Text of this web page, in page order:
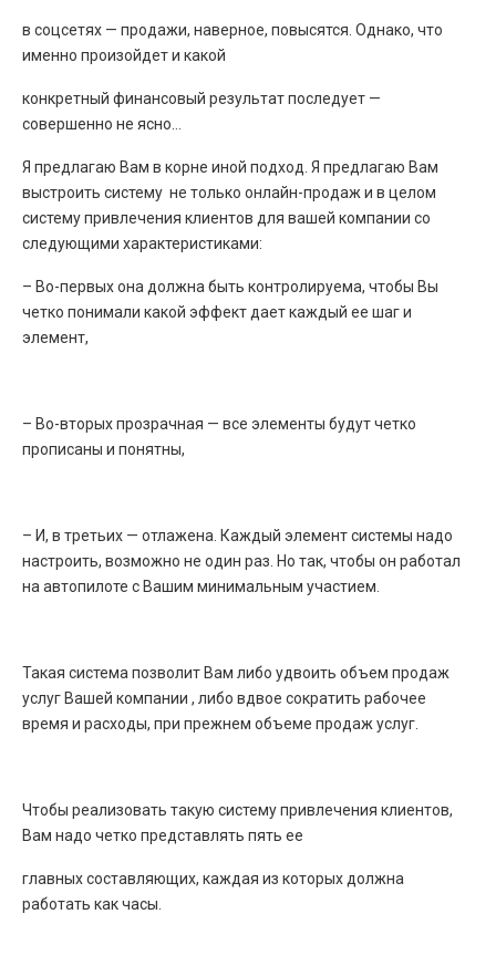
в соцсетях — продажи, наверное, повысятся. Однако, что
именно произойдет и какой
конкретный финансовый результат последует —
совершенно не ясно…
Я предлагаю Вам в корне иной подход. Я предлагаю Вам
выстроить систему не только онлайн-продаж и в целом
систему привлечения клиентов для вашей компании со
следующими характеристиками:
– Во-первых она должна быть контролируема, чтобы Вы
четко понимали какой эффект дает каждый ее шаг и
элемент,
– Во-вторых прозрачная — все элементы будут четко
прописаны и понятны,
– И, в третьих — отлажена. Каждый элемент системы надо
настроить, возможно не один раз. Но так, чтобы он работал
на автопилоте с Вашим минимальным участием.
Такая система позволит Вам либо удвоить объем продаж
услуг Вашей компании , либо вдвое сократить рабочее
время и расходы, при прежнем объеме продаж услуг.
Чтобы реализовать такую систему привлечения клиентов,
Вам надо четко представлять пять ее
главных составляющих, каждая из которых должна
работать как часы.